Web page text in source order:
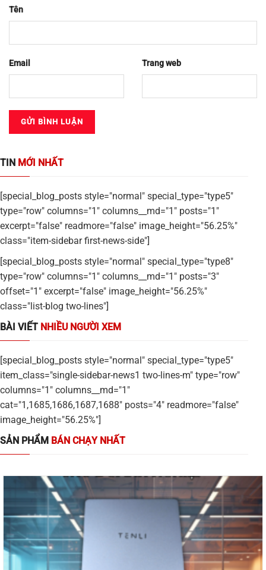
Tên
Email Trang web
TIN MỚI NHẤT
[special_blog_posts style="normal" special_type="type5"
type="row" columns="1" columns__md="1" posts="1"
excerpt="false" readmore="false" image_height="56.25%"
class="item-sidebar first-news-side"]
[special_blog_posts style="normal" special_type="type8"
type="row" columns="1" columns__md="1" posts="3"
offset="1" excerpt="false" image_height="56.25%"
class="list-blog two-lines"]
BÀI VIẾT NHIỀU NGƯỜI XEM
[special_blog_posts style="normal" special_type="type5"
item_class="single-sidebar-news1 two-lines-m" type="row"
columns="1" columns__md="1"
cat="1,1685,1686,1687,1688" posts="4" readmore="false"
image_height="56.25%"]
SẢN PHẨM BÁN CHẠY NHẤT